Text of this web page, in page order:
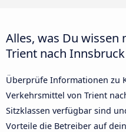
Alles, was Du wissen
Trient nach
Überprüfe Informationen zu
Verkehrsmittel von Trient
Sitzklassen verfügbar sind
Vorteile die Betreiber auf